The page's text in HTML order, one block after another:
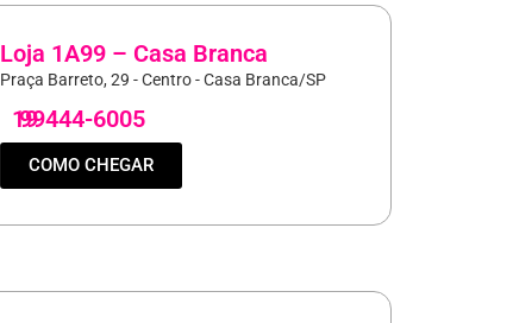
Loja 1A99 – Casa Branca
Praça Barreto, 29 - Centro - Casa Branca/SP
19
99444-6005
COMO CHEGAR